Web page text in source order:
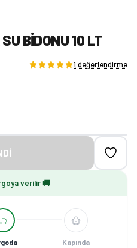
BIDONU 10 LT
1 değerlendirme
verilir 🚚
Kapında